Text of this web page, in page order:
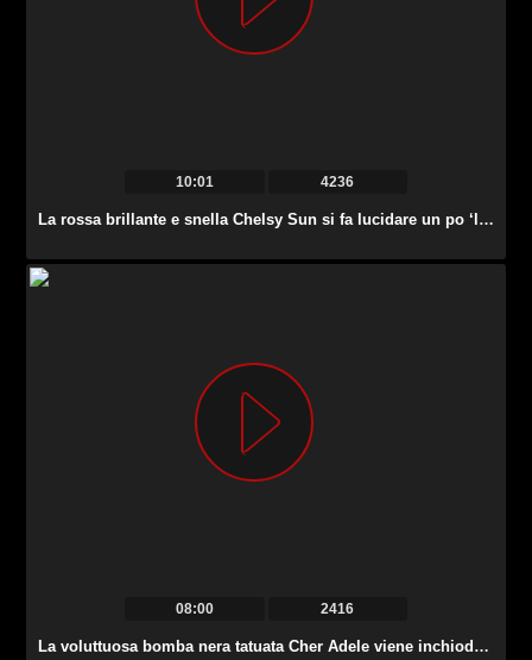
10:01 4236
La rossa brillante e snella Chelsy Sun si fa lucidare un po ‘l’ano dallo stallone.
08:00 2416
La voluttuosa bomba nera tatuata Cher Adele viene inchiodata alla pecorina dal suo fidanzato.